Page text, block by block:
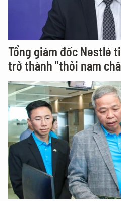
Tổng giám đốc Nestlé
trở thành "thỏi nam